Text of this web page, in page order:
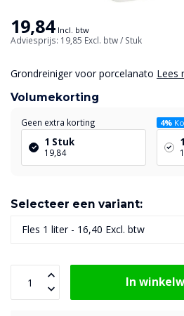
19,84 Incl. btw
Adviesprijs: 19,85 Excl. btw/ Stuk
Grondreiniger voor porcelanato Lees
Volumekorting
Geen extra korting
1 Stuk
19,84
4%
Selecteer een variant:
In